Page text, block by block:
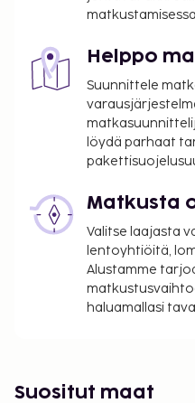
Helppo
Suunnittele
löydä parhaat
Matkusta
Valitse laajasta
lentoyhtiöitä,
Alustamme
haluamallasi
Suositut maat